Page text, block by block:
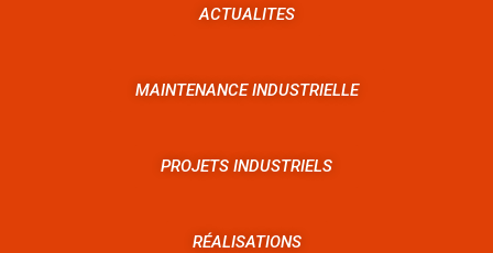
ACTUALITES
MAINTENANCE INDUSTRIELLE
PROJETS INDUSTRIELS
RÉALISATIONS